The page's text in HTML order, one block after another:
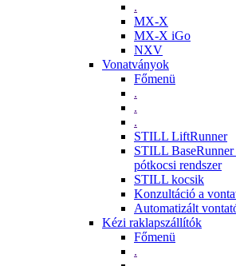
.
MX-X
MX-X iGo
NXV
Vonatványok
Főmenü
.
.
.
STILL LiftRunner
STILL
pótkocsi rendszer
STILL kocsik
Konzultáció a
Automatizált
Kézi raklapszállítók
Főmenü
.